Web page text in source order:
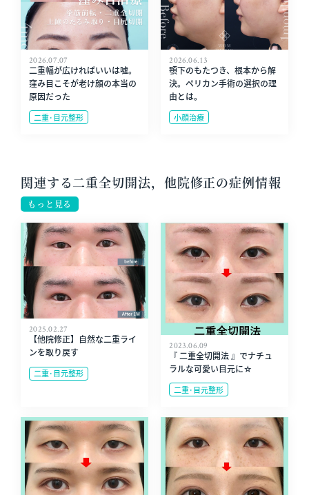
2026.07.07
二重幅が広ければいいは嘘。
窪み目こそが老け顔の本当の
原因だった
二重･目元整形
2026.06.13
顎下のもたつき、根本から解
決。ペリカン手術の選択の理
由とは。
小顔治療
関連する二重全切開法，他院修正の症例情報
もっと見る
2025.02.27
【他院修正】自然な二重ライ
ンを取り戻す
二重･目元整形
2023.06.09
『 二重全切開法 』でナチュ
ラルな可愛い目元に☆
二重･目元整形